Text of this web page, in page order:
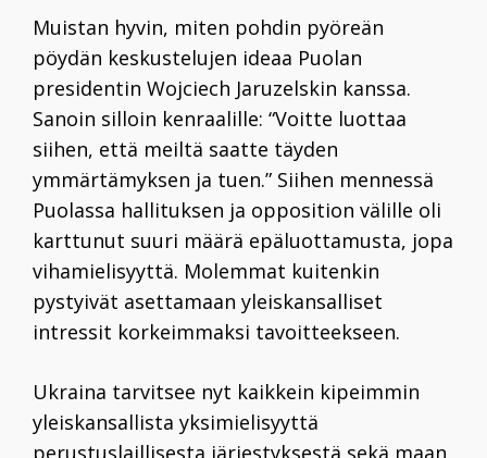
Muistan hyvin, miten pohdin pyöreän
pöydän keskustelujen ideaa Puolan
presidentin Wojciech Jaruzelskin kanssa.
Sanoin silloin kenraalille: “Voitte luottaa
siihen, että meiltä saatte täyden
ymmärtämyksen ja tuen.” Siihen mennessä
Puolassa hallituksen ja opposition välille oli
karttunut suuri määrä epäluottamusta, jopa
vihamielisyyttä. Molemmat kuitenkin
pystyivät asettamaan yleiskansalliset
intressit korkeimmaksi tavoitteekseen.
Ukraina tarvitsee nyt kaikkein kipeimmin
yleiskansallista yksimielisyyttä
perustuslaillisesta järjestyksestä sekä maan